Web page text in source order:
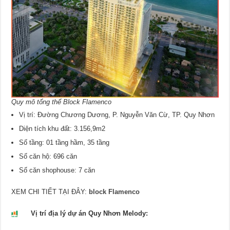
Quy mô tổng thể Block Flamenco
Vị trí: Đường Chương Dương, P. Nguyễn Văn Cừ, TP. Quy Nhơn
Diện tích khu đất: 3.156,9m2
Số tầng: 01 tầng hầm, 35 tầng
Số căn hộ: 696 căn
Số căn shophouse: 7 căn
XEM CHI TIẾT TẠI ĐÂY: block Flamenco
Vị trí địa lý dự án Quy Nhơn Melody: